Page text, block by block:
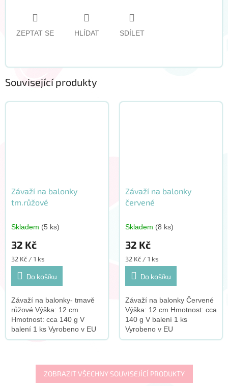
ZEPTAT SE HLÍDAT SDÍLET
Související produkty
Závaží na balonky
tm.růžové
Skladem (5 ks)
32 Kč
Měrná
cena:
32 Kč / 1 ks
Do košíku
Závaží na balonky- tmavě
růžové Výška: 12 cm
Hmotnost: cca 140 g V
balení 1 ks Vyrobeno v EU
Závaží na balonky
červené
Skladem (8 ks)
32 Kč
Měrná
cena:
32 Kč / 1 ks
Do košíku
Závaží na balonky Červené
Výška: 12 cm Hmotnost: cca
140 g V balení 1 ks
Vyrobeno v EU
ZOBRAZIT VŠECHNY SOUVISEJÍCÍ PRODUKTY